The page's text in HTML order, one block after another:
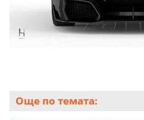
Още по темата: